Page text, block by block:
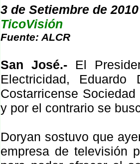
3 de Setiembre de 2010
TicoVisión
Fuente: ALCR
San José.- El
Electricidad, Eduardo
Costarricense
y por el contrario se
Doryan sostuvo que
empresa de televisión